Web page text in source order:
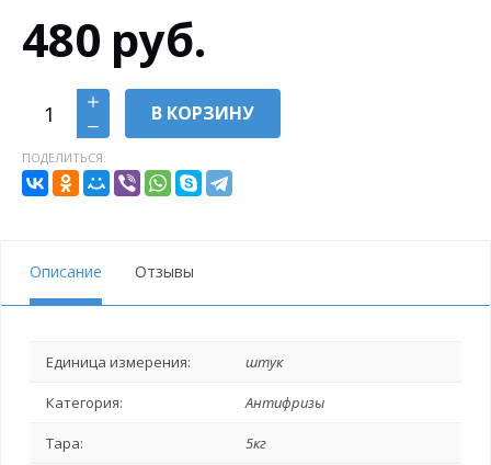
480 руб.
В КОРЗИНУ
ПОДЕЛИТЬСЯ:
Описание Отзывы
Единица измерения: штук
Категория: Антифризы
Тара: 5кг